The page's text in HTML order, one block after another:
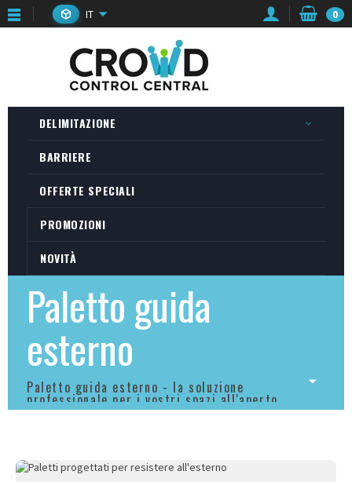
IT 0
DELIMITAZIONE
BARRIERE
OFFERTE SPECIALI
PROMOZIONI
NOVITÀ
Paletto guida
esterno
Paletto guida esterno - la soluzione
professionale per i vostri spazi all'aperto